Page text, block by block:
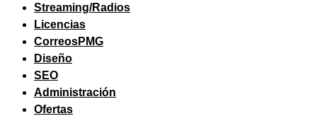
Streaming/Radios
Licencias
CorreosPMG
Diseño
SEO
Administración
Ofertas